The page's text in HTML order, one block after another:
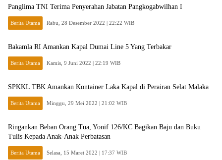
Panglima TNI Terima Penyerahan Jabatan Pangkogabwilhan I
Berita Utama Rabu, 28 Desember 2022 | 22:22 WIB
Bakamla RI Amankan Kapal Dumai Line 5 Yang Terbakar
Berita Utama Kamis, 9 Juni 2022 | 22:19 WIB
SPKKL TBK Amankan Kontainer Laka Kapal di Perairan Selat Malaka
Berita Utama Minggu, 29 Mei 2022 | 21:02 WIB
Ringankan Beban Orang Tua, Yonif 126/KC Bagikan Baju dan Buku
Tulis Kepada Anak-Anak Perbatasan
Berita Utama Selasa, 15 Maret 2022 | 17:37 WIB